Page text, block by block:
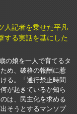
人記者を乗せた平凡
する実話を基にした
の娘を一人で育てるタ
め、破格の報酬に惹
る。「通行禁止時間
が起きているか知ら
は、民主化を求める
そうとするマンソプ